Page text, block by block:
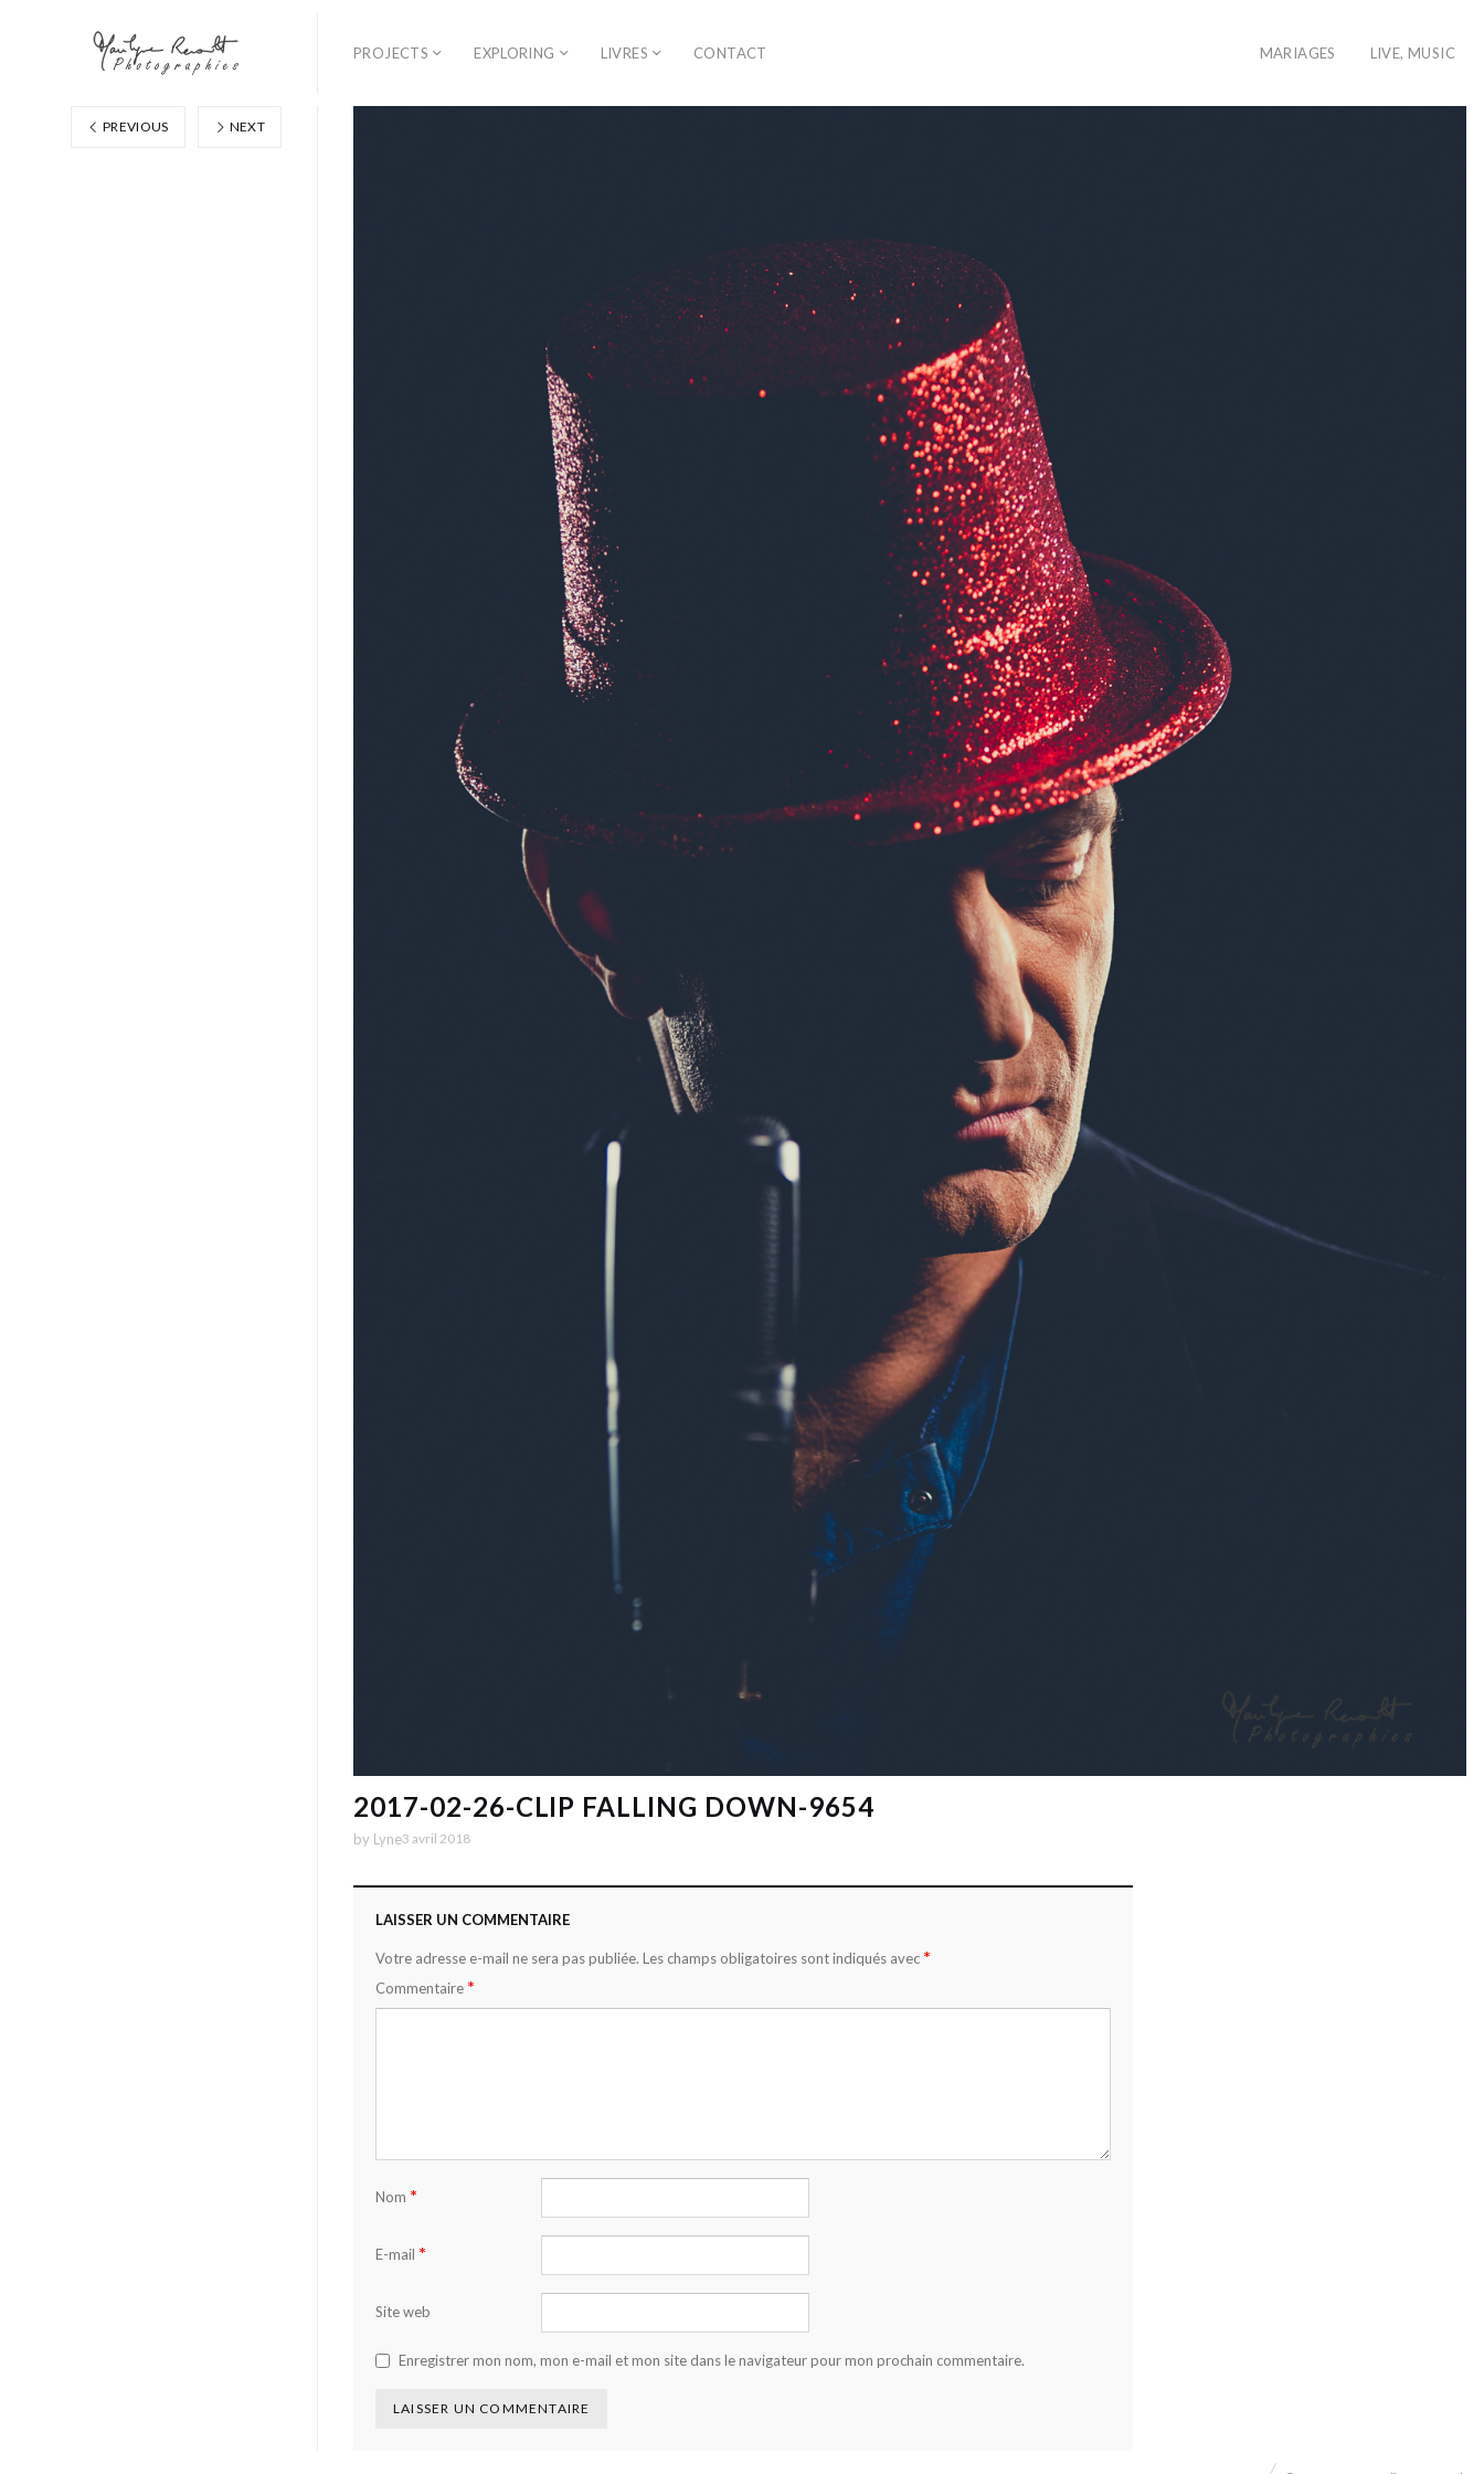
PROJECTS EXPLORING LIVRES CONTACT MARIAGES LIVE, MUSIC
2017-02-26-CLIP FALLING DOWN-9654
by Lyne3 avril 2018
LAISSER UN COMMENTAIRE
Votre adresse e-mail ne sera pas publiée. Les champs obligatoires sont indiqués avec *
Commentaire *
Nom *
E-mail *
Site web
Enregistrer mon nom, mon e-mail et mon site dans le navigateur pour mon prochain commentaire.
PREVIOUS NEXT